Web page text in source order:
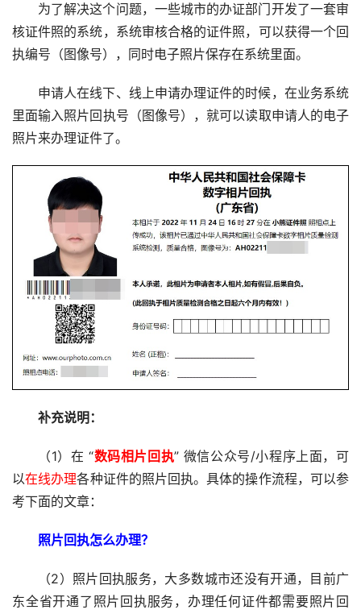
为了解决这个问题，一些城市的办证部门开发了一套审
核证件照的系统，系统审核合格的证件照，可以获得一个回
执编号（图像号），同时电子照片保存在系统里面。
申请人在线下、线上申请办理证件的时候，在业务系统
里面输入照片回执号（图像号），就可以读取申请人的电子
照片来办理证件了。
补充说明：
（1）在 “数码相片回执” 微信公众号/小程序上面，可
以在线办理各种证件的照片回执。具体的操作流程，可以参
考下面的文章：
照片回执怎么办理？
（2）照片回执服务，大多数城市还没有开通，目前广
东全省开通了照片回执服务，办理任何证件都需要照片回